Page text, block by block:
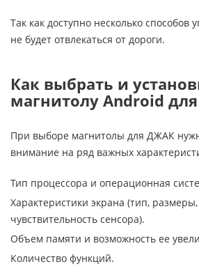
Так как доступно несколько способов
не будет отвлекаться от дороги.
Как выбрать и
магнитолу Android
При выборе магнитолы для ДЖАК
внимание на ряд важных
Тип процессора и операционная
Характеристики экрана (тип, размеры,
чувствительность сенсора).
Объем памяти и возможность ее
Количество функций.